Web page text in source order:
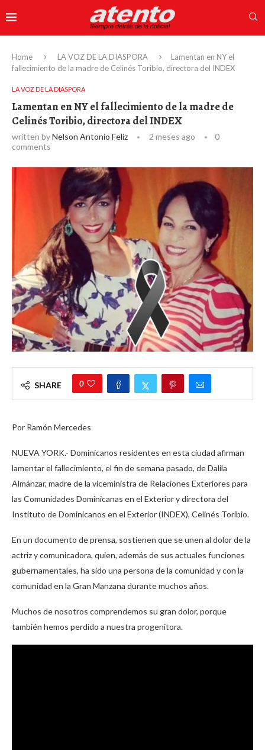
Home LA VOZ DE LA DIASPORA
Lamentan en NY el
fallecimiento de la madre de Celinés Toribio, directora del INDEX
LA VOZ DE LA DIASPORA
Lamentan en NY el fallecimiento de la madre de
Celinés Toribio, directora del INDEX
written byNelson Antonio Feliz 2 meses ago
0
comments
SHARE 0
Por Ramón Mercedes
NUEVA YORK.- Dominicanos residentes en esta ciudad afirman
lamentar el fallecimiento, el fin de semana pasado, de Dalila
Almánzar, madre de la viceministra de Relaciones Exteriores para
las Comunidades Dominicanas en el Exterior y directora del
Instituto de Dominicanos en el Exterior (INDEX), Celinés Toribio.
En un documento de prensa, sostienen que se unen al dolor de la
actriz y comunicadora, quien, además de sus actuales funciones
gubernamentales, ha sido una persona de la comunidad y con la
comunidad en la Gran Manzana durante muchos años.
Muchos de nosotros comprendemos su gran dolor, porque
también hemos perdido a nuestra progenitora.